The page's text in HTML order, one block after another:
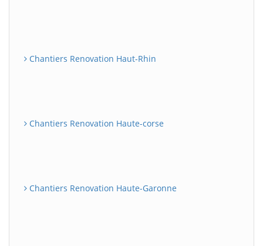
Chantiers Renovation Haut-Rhin
Chantiers Renovation Haute-corse
Chantiers Renovation Haute-Garonne